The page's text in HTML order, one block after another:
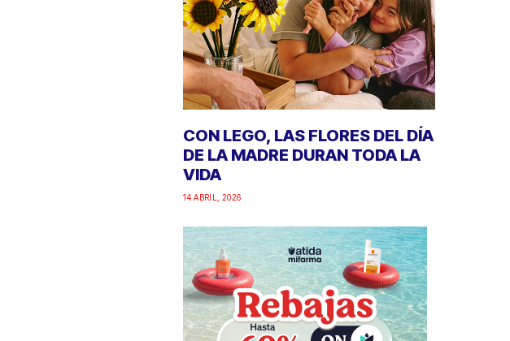
CON LEGO, LAS FLORES DEL DÍA
DE LA MADRE DURAN TODA LA
VIDA
14 ABRIL, 2026